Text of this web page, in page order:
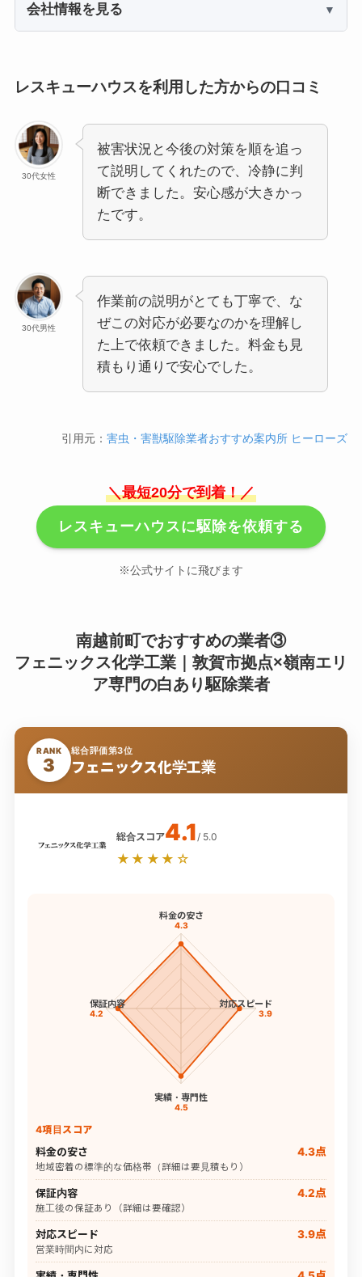
会社情報を見る
レスキューハウスを利用した方からの口コミ
30代女性
被害状況と今後の対策を順を追っ
て説明してくれたので、冷静に判
断できました。安心感が大きかっ
たです。
30代男性
作業前の説明がとても丁寧で、な
ぜこの対応が必要なのかを理解し
た上で依頼できました。料金も見
積もり通りで安心でした。
引用元：害虫・害獣駆除業者おすすめ案内所 ヒーローズ
＼最短20分で到着！／
レスキューハウスに駆除を依頼する
※公式サイトに飛びます
南越前町でおすすめの業者③
フェニックス化学工業｜敦賀市拠点×嶺南エリ
ア専門の白あり駆除業者
RANK
3
総合評価第3位
フェニックス化学工業
総合スコア4.1/ 5.0
★★★★☆
料金の安さ
4.3
対応スピード
3.9
実績・専門性
4.5
保証内容
4.2
4項目スコア
料金の安さ 4.3点
地域密着の標準的な価格帯（詳細は要見積もり）
保証内容 4.2点
施工後の保証あり（詳細は要確認）
対応スピード 3.9点
営業時間内に対応